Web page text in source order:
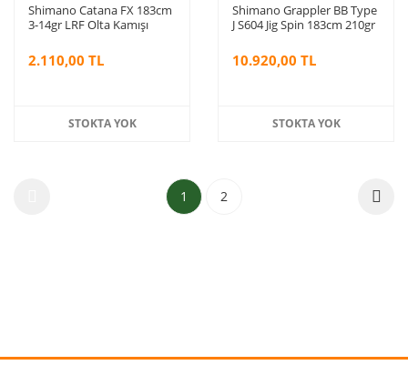
Shimano Catana FX 183cm
3-14gr LRF Olta Kamışı
2.110,00 TL
STOKTA YOK
Shimano Grappler BB Type
J S604 Jig Spin 183cm 210gr
10.920,00 TL
STOKTA YOK
1 2